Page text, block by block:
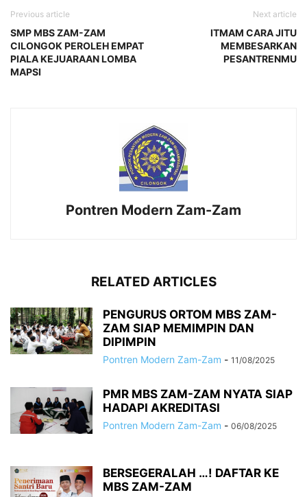
Previous article
SMP MBS ZAM-ZAM
CILONGOK PEROLEH EMPAT
PIALA KEJUARAAN LOMBA
MAPSI
Next article
ITMAM CARA JITU
MEMBESARKAN
PESANTRENMU
Pontren Modern Zam-Zam
RELATED ARTICLES
PENGURUS ORTOM MBS ZAM-
ZAM SIAP MEMIMPIN DAN
DIPIMPIN
Pontren Modern Zam-Zam - 11/08/2025
PMR MBS ZAM-ZAM NYATA SIAP
HADAPI AKREDITASI
Pontren Modern Zam-Zam - 06/08/2025
BERSEGERALAH …! DAFTAR KE
MBS ZAM-ZAM